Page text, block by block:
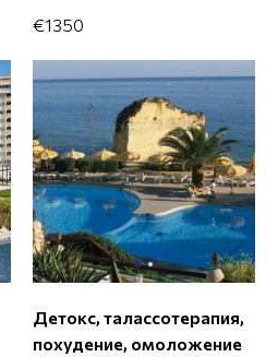
€1350
Детокс, талассотерапия,
похудение, омоложение